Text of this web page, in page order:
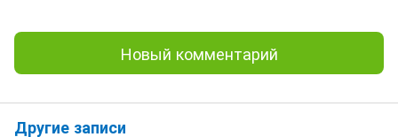
Новый комментарий
Другие записи